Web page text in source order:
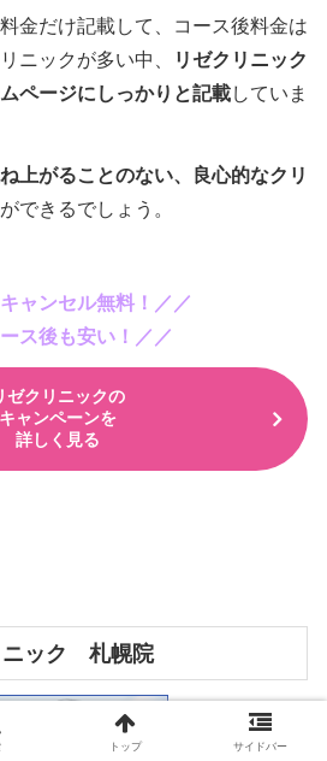
金だけ記載して、コース後料金は
ニックが多い中、
リゼクリニック
ページにしっかりと記載していま
上がることのない、良心的なクリ
できるでしょう。
ャンセル無料！／／
ス後も安い！／／
ゼクリニックの
キャンペーンを
詳しく見る
ニック 札幌院
トップ サイドバー